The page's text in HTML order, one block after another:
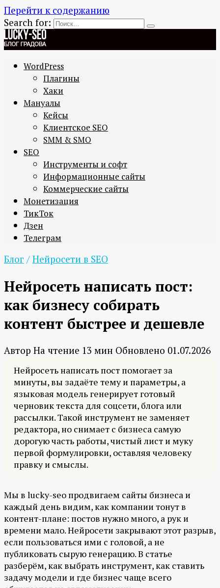
Перейти к содержанию
Search for:
WordPress
Плагины
Хаки
Мануалы
Кейсы
Клиентское SEO
SMM & SMO
SEO
Инструменты и софт
Информационные сайты
Коммерческие сайты
Монетизация
ТикТок
Дзен
Телеграм
Блог / Нейросети в SEO
Нейросеть написать пост:
как бизнесу собирать
контент быстрее и дешевле
Автор На чтение 13 мин Обновлено 01.07.2026
Нейросеть написать пост помогает за
минуты, вы задаёте тему и параметры, а
языковая модель генерирует готовый
черновик текста для соцсети, блога или
рассылки. Такой инструмент не заменяет
редактора, но снимает с бизнеса самую
дорогую часть работы, чистый лист и муку
первой формулировки, оставляя человеку
правку и смыслы.
Мы в lucky-seo продвигаем сайты бизнеса и
каждый день видим, как компании тонут в
контент-плане: постов нужно много, а рук и
времени мало. Нейросети закрывают этот разрыв,
если пользоваться ими с головой, а не
публиковать сырую генерацию. В статье
разберём, как выбрать инструмент, как ставить
задачу модели и где бизнес чаще всего